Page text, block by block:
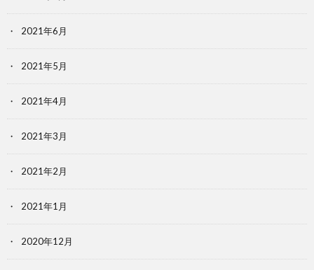
2021年6月
2021年5月
2021年4月
2021年3月
2021年2月
2021年1月
2020年12月